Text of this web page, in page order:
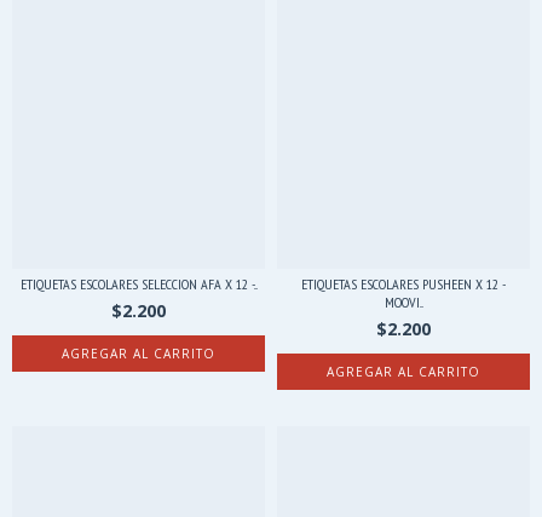
ETIQUETAS ESCOLARES SELECCION AFA X 12 -...
$2.200
ETIQUETAS ESCOLARES PUSHEEN X 12 -
MOOVI...
$2.200